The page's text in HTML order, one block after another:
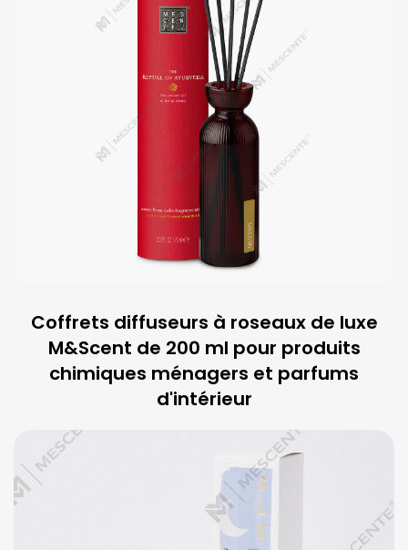
Coffrets diffuseurs à roseaux de luxe
M&Scent de 200 ml pour produits
chimiques ménagers et parfums
d'intérieur